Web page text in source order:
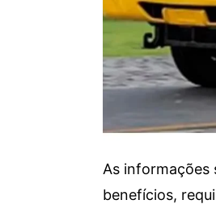
As informações
benefícios,